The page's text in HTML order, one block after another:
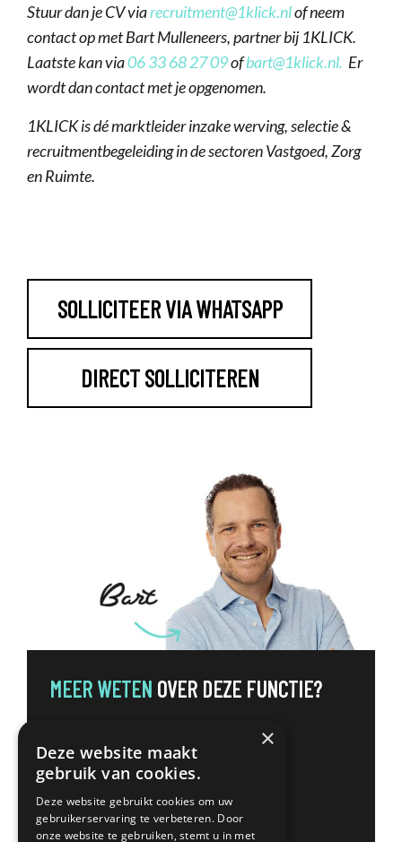
Stuur dan je CV viarecruitment@1klick.nlof neem
contact op met Bart Mulleneers, partner bij 1KLICK.
Laatste kan via06 33 68 27 09ofbart@1klick.nl. Er
wordt dan contact met je opgenomen.
1KLICK is dé marktleider inzake werving, selectie &
recruitmentbegeleiding in de sectoren Vastgoed, Zorg
en Ruimte.
SOLLICITEER VIA WHATSAPP
DIRECT SOLLICITEREN
MEER WETEN OVER DEZE FUNCTIE?
Contact
×
Deze website maakt
gebruik van cookies.
Deze website gebruikt cookies om uw
gebruikerservaring te verbeteren. Door
onze website te gebruiken, stemt u in met